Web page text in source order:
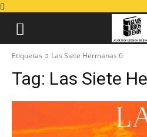
Etiquetas Las Siete Hermanas 6
Tag: Las Siete